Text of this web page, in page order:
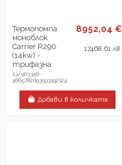
Термопомпа
моноблок
Carrier R290
(14kw) -
трифазна
13/903340-
4665782093593192124
8952,04 €
17468,61 лв.
Добави в количката